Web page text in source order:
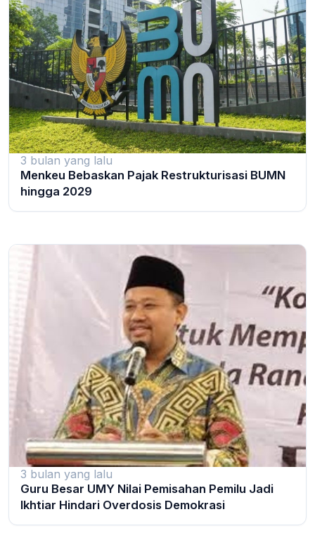
3 bulan yang lalu
Menkeu Bebaskan Pajak Restrukturisasi BUMN
hingga 2029
3 bulan yang lalu
Guru Besar UMY Nilai Pemisahan Pemilu Jadi
Ikhtiar Hindari Overdosis Demokrasi